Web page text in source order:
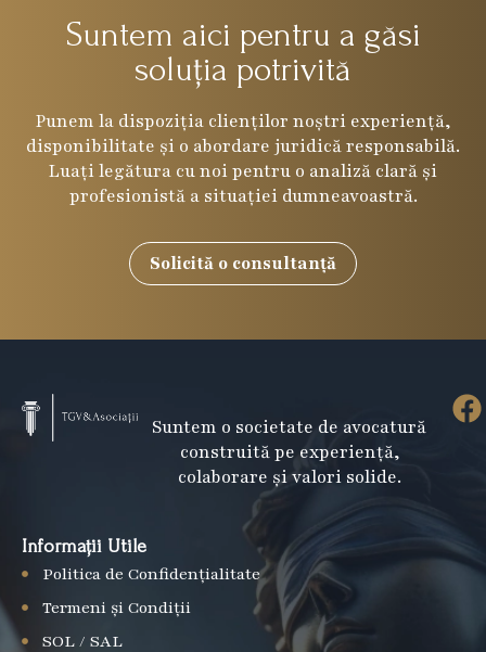
Suntem aici pentru a găsi
soluția potrivită
Punem la dispoziția clienților noștri experiență,
disponibilitate și o abordare juridică responsabilă.
Luați legătura cu noi pentru o analiză clară și
profesionistă a situației dumneavoastră.
Solicită o consultanță
Suntem o societate de avocatură
construită pe experiență,
colaborare și valori solide.
F
o
o
Informații Utile
Politica de Confidențialitate
Termeni și Condiții
SOL / SAL